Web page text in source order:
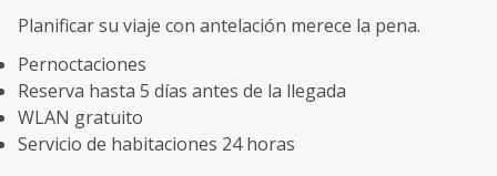
Planificar su viaje con antelación merece la pena.
Pernoctaciones
Reserva hasta 5 días antes de la llegada
WLAN gratuito
Servicio de habitaciones 24 horas